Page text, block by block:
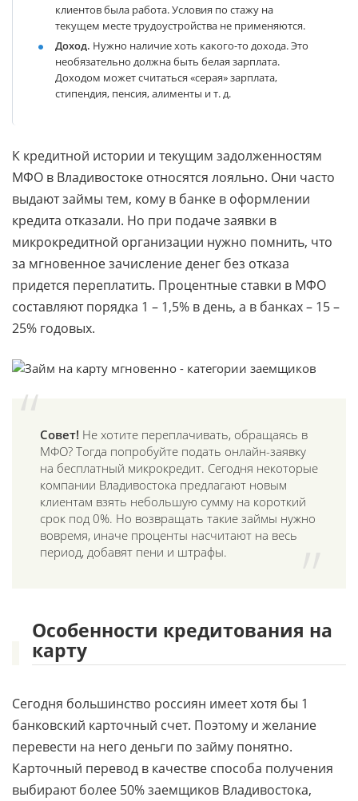
клиентов была работа. Условия по стажу на
текущем месте трудоустройства не применяются.
Доход. Нужно наличие хоть какого-то дохода. Это
необязательно должна быть белая зарплата.
Доходом может считаться «серая» зарплата,
стипендия, пенсия, алименты и т. д.
К кредитной истории и текущим задолженностям
МФО в Владивостоке относятся лояльно. Они часто
выдают займы тем, кому в банке в оформлении
кредита отказали. Но при подаче заявки в
микрокредитной организации нужно помнить, что
за мгновенное зачисление денег без отказа
придется переплатить. Процентные ставки в МФО
составляют порядка 1 – 1,5% в день, а в банках – 15 –
25% годовых.
Совет! Не хотите переплачивать, обращаясь в
МФО? Тогда попробуйте подать онлайн-заявку
на бесплатный микрокредит. Сегодня некоторые
компании Владивостока предлагают новым
клиентам взять небольшую сумму на короткий
срок под 0%. Но возвращать такие займы нужно
вовремя, иначе проценты насчитают на весь
период, добавят пени и штрафы.
Особенности кредитования на
карту
Сегодня большинство россиян имеет хотя бы 1
банковский карточный счет. Поэтому и желание
перевести на него деньги по займу понятно.
Карточный перевод в качестве способа получения
выбирают более 50% заемщиков Владивостока,